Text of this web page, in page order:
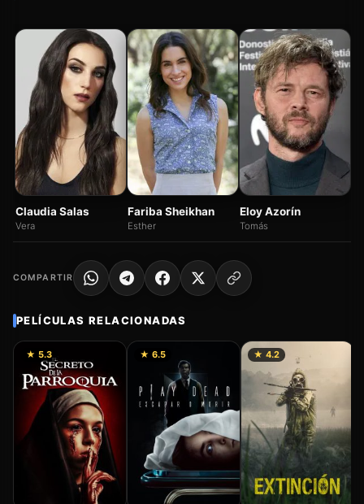
Claudia Salas
Vera
Fariba Sheikhan
Esther
Eloy Azorín
Tomás
COMPARTIR
PELÍCULAS RELACIONADAS
★ 5.3 ★ 6.5 ★ 4.2